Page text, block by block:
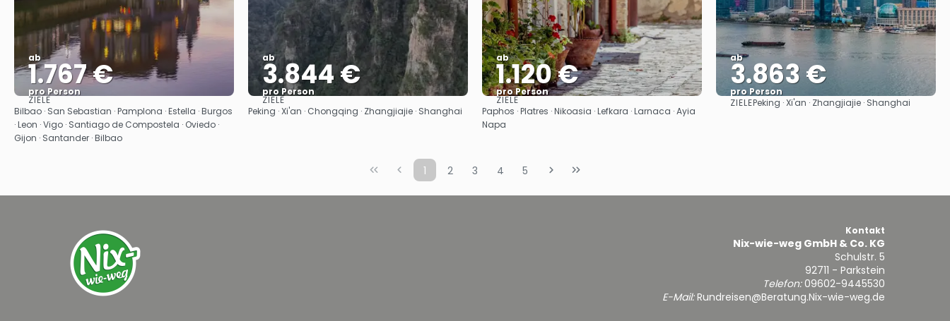
ab
1.767 €
pro Person
Sehen
ZIELE
Bilbao · San Sebastian · Pamplona · Estella · Burgos
· Leon · Vigo · Santiago de Compostela · Oviedo ·
Gijon · Santander · Bilbao
ab
3.844 €
pro Person
Sehen
ZIELE
Peking · Xi'an · Chongqing · Zhangjiajie · Shanghai
ab
1.120 €
pro Person
Sehen
ZIELE
Paphos · Platres · Nikoasia · Lefkara · Larnaca · Ayia
Napa
ab
3.863 €
pro Person
Sehen
ZIELEPeking · Xi'an · Zhangjiajie · Shanghai
1 2 3 4 5
Kontakt
Nix-wie-weg GmbH & Co. KG
Schulstr. 5
92711 - Parkstein
Telefon:09602-9445530
E-Mail:Rundreisen@Beratung.Nix-wie-weg.de